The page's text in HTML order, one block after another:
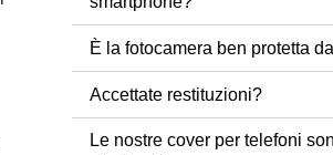
È la fotocamera ben protetta
Accettate restituzioni?
Le nostre cover per telefoni